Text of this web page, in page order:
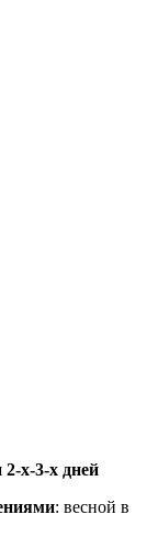
х-3-х дней
: весной в